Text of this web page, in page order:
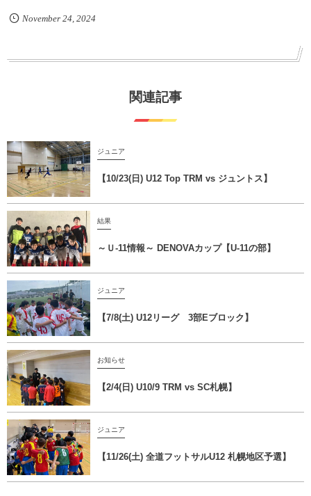
November 24, 2024
関連記事
ジュニア
【10/23(日) U12 Top TRM vs ジュントス】
結果
～Ｕ-11情報～ DENOVAカップ【U-11の部】
ジュニア
【7/8(土) U12リーグ 3部Eブロック】
お知らせ
【2/4(日) U10/9 TRM vs SC札幌】
ジュニア
【11/26(土) 全道フットサルU12 札幌地区予選】